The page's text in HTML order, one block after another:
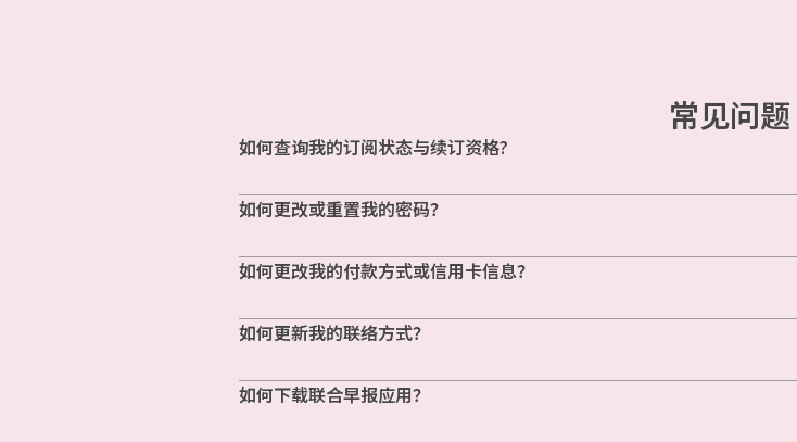
常见问题
如何查询我的订阅状态与续订资格?
如何更改或重置我的密码？
如何更改我的付款方式或信用卡信息？
如何更新我的联络方式？
如何下载联合早报应用？